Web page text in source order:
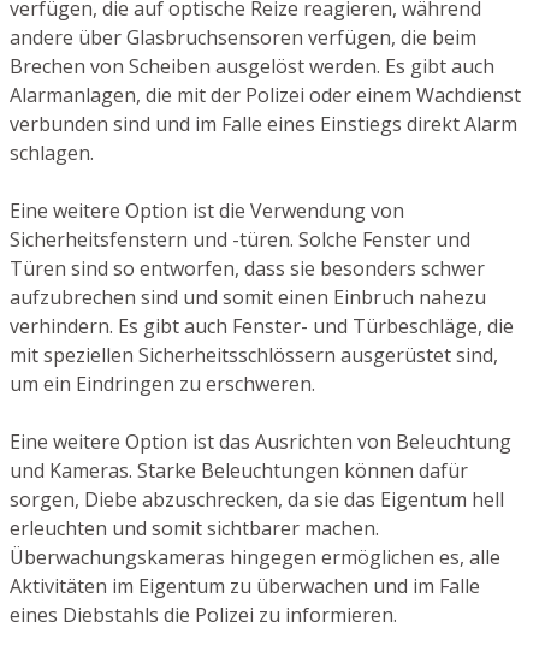
verfügen, die auf optische Reize reagieren, während
andere über Glasbruchsensoren verfügen, die beim
Brechen von Scheiben ausgelöst werden. Es gibt auch
Alarmanlagen, die mit der Polizei oder einem Wachdienst
verbunden sind und im Falle eines Einstiegs direkt Alarm
schlagen.
Eine weitere Option ist die Verwendung von
Sicherheitsfenstern und -türen. Solche Fenster und
Türen sind so entworfen, dass sie besonders schwer
aufzubrechen sind und somit einen Einbruch nahezu
verhindern. Es gibt auch Fenster- und Türbeschläge, die
mit speziellen Sicherheitsschlössern ausgerüstet sind,
um ein Eindringen zu erschweren.
Eine weitere Option ist das Ausrichten von Beleuchtung
und Kameras. Starke Beleuchtungen können dafür
sorgen, Diebe abzuschrecken, da sie das Eigentum hell
erleuchten und somit sichtbarer machen.
Überwachungskameras hingegen ermöglichen es, alle
Aktivitäten im Eigentum zu überwachen und im Falle
eines Diebstahls die Polizei zu informieren.